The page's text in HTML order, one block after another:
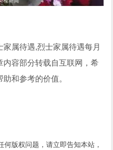
属待遇,烈士家属待遇每月
内容部分转载自互联网，希
和参考的价值。
版权问题，请立即告知本站，